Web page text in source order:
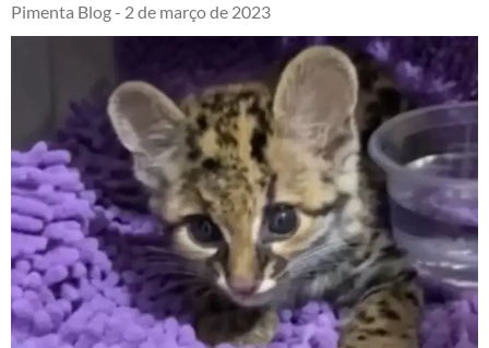
Pimenta Blog - 2 de março de 2023